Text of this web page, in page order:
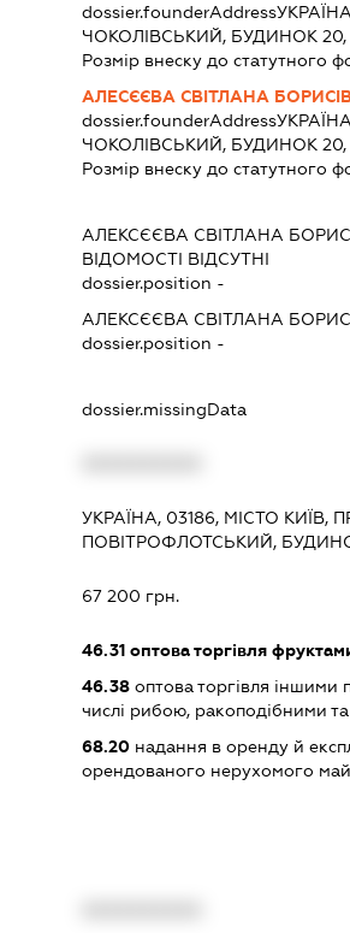
dossier.founderAddress
ЧОКОЛІВСЬКИЙ, БУДИНОК
Розмір внеску до статутного
АЛЕСЄЄВА СВІТЛАНА
dossier.founderAddress
ЧОКОЛІВСЬКИЙ, БУДИНОК
Розмір внеску до статутного
АЛЕКСЄЄВА СВІТЛАНА
ВІДОМОСТІ ВІДСУТНІ
dossier.position -
АЛЕКСЄЄВА СВІТЛАНА
dossier.position -
dossier.missingData
УКРАЇНА, 03186, МІСТО КИЇВ,
ПОВІТРОФЛОТСЬКИЙ,
67 200 грн.
46.31 оптова торгівля
46.38 оптова торгівля іншими
числі рибою, ракоподібними
68.20 надання в оренду й
орендованого нерухомого